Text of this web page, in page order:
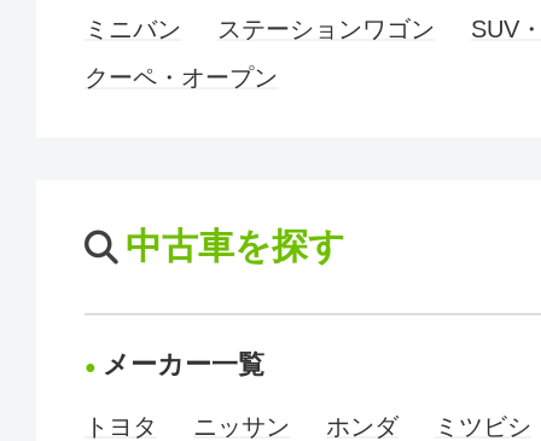
ミニバン
ステーションワゴン
SUV
クーペ・オープン
中古車を探す
メーカー一覧
トヨタ ニッサン ホンダ
ミツビシ